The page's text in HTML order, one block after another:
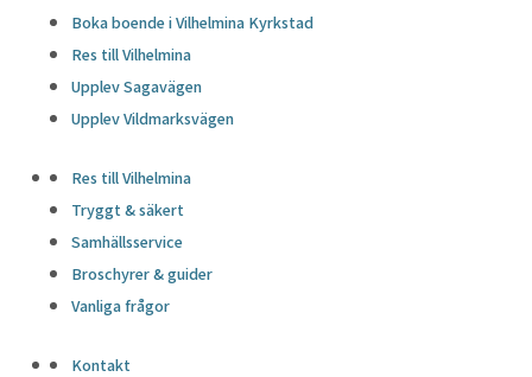
Boka boende i Vilhelmina Kyrkstad
Res till Vilhelmina
Upplev Sagavägen
Upplev Vildmarksvägen
Res till Vilhelmina
Tryggt & säkert
Samhällsservice
Broschyrer & guider
Vanliga frågor
Kontakt